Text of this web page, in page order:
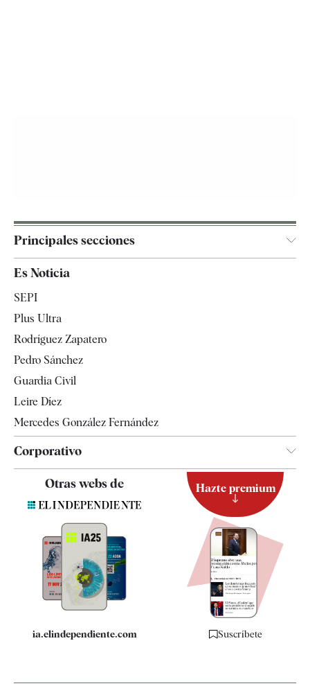
Principales secciones
España
Televisión
Es Noticia
SEPI
Plus Ultra
Rodríguez Zapatero
Pedro Sánchez
Guardia Civil
Leire Díez
Mercedes González Fernández
Corporativo
Contacto
Quiénes somos
Especificaciones
Otras webs de
ia.elindependiente.com
Hazte premium
Suscríbete